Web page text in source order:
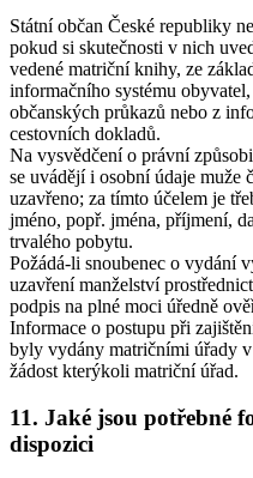
Státní občan České republiky
pokud si skutečnosti v nich
vedené matriční knihy, ze
informačního systému
občanských průkazů nebo z
cestovních dokladů.
Na vysvědčení o právní
se uvádějí i osobní údaje muže
uzavřeno; za tímto účelem je
jméno, popř. jména, příjmení,
trvalého pobytu.
Požádá-li snoubenec o vydání
uzavření manželství
podpis na plné moci úředně
Informace o postupu při
byly vydány matričními úřady
žádost kterýkoli matriční úřad.
11. Jaké jsou potřebné
dispozici